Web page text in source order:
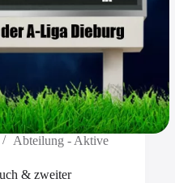
Abteilung - Aktive
& zweiter